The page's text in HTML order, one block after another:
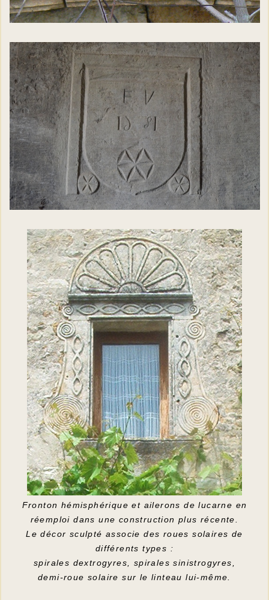
Fronton hémisphérique et ailerons de lucarne en
réemploi dans une construction plus récente.
Le décor sculpté associe des roues solaires de
différents types :
spirales dextrogyres, spirales sinistrogyres,
demi-roue solaire sur le linteau lui-même.